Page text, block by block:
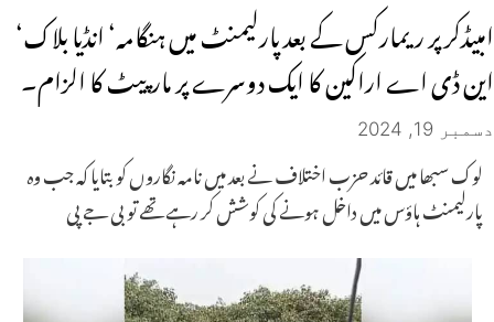
امبیڈکر پر ریمارکس کے بعد پارلیمنٹ میں ہنگامہ‘ انڈیا بلاک‘
این ڈی اے اراکین کا ایک دوسرے پر مارپیٹ کا الزام۔
دسمبر 19, 2024
لوک سبھا میں قائد حزب اختلاف نے بعد میں نامہ نگاروں کو بتایا کہ جب وہ
پارلیمنٹ ہاؤس میں داخل ہونے کی کوشش کر رہے تھے تو بی جے پی